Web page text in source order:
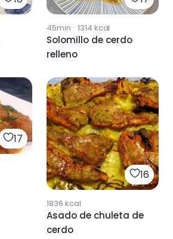
45min · 1314 kcal
Solomillo de cerdo
relleno
17
16
1836 kcal
Asado de chuleta de
cerdo